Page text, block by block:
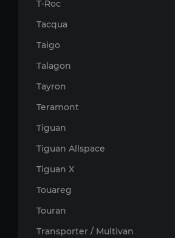
T-Roc
Tacqua
Taigo
Talagon
Tayron
Teramont
Tiguan
Tiguan Allspace
Tiguan X
Touareg
Touran
Transporter / Multivan